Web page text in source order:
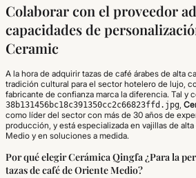
Colaborar con el proveedor
capacidades de
Ceramic
A la hora de adquirir tazas de café árabes de alta
tradición cultural para el sector hotelero de lujo,
fabricante de confianza marca la diferencia. Tal y
38b131456bc18c391350cc2c66823ffd.jpg,
como líder del sector con más de 30 años de
producción, y está especializada en vajillas de
Medio y en soluciones a medida.
Por qué elegirCerámica Qingfa¿Para la
tazas de café de Oriente Medio?